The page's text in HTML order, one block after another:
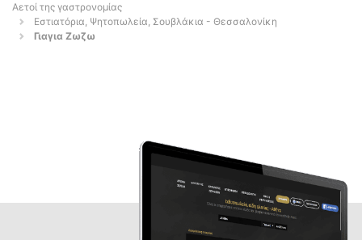
Αετοί της γαστρονομίας
Εστιατόρια, Ψητοπωλεία, Σουβλάκια - Θεσσαλονίκη
Γιαγια Ζωζω